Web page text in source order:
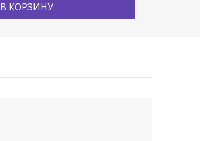
В КОРЗИНУ